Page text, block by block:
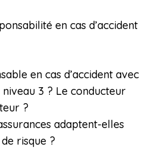
en cas d’accident
en cas d’accident avec
3 ? Le conducteur
?
adaptent-elles
risque ?